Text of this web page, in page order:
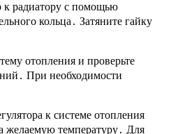
к радиатору с помощью
кольца․ Затяните гайку
отопления и проверьте
При необходимости
к системе отопления
желаемую температуру․ Для